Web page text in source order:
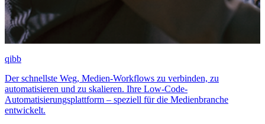
qibb
Der schnellste Weg, Medien-Workflows zu verbinden, zu
automatisieren und zu skalieren. Ihre Low-Code-
Automatisierungsplattform – speziell für die Medienbranche
entwickelt.